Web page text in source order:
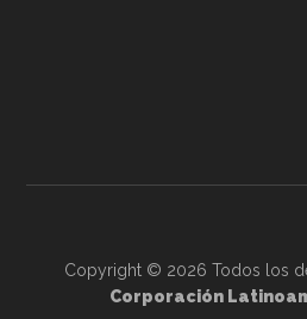
Copyright © 2026 Todos los
Corporación